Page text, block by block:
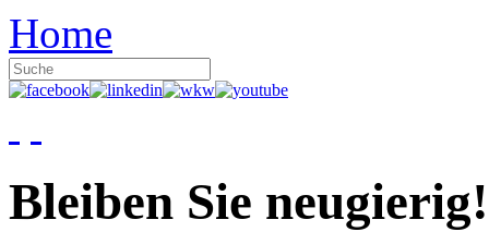
Home
Bleiben Sie neugierig!